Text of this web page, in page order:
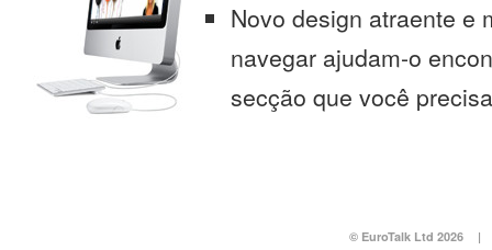
Novo design atraente e
navegar ajudam-o
secção que você
© EuroTalk Ltd 2026 |